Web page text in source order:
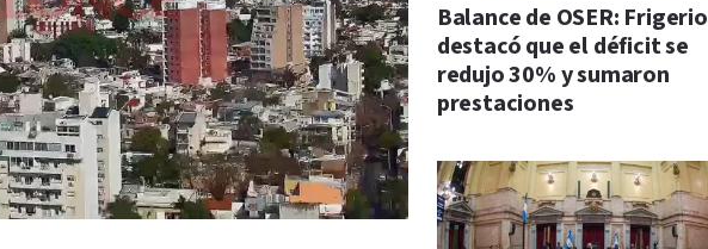
Balance de OSER: Frigerio
destacó que el déficit se
redujo 30% y sumaron
prestaciones